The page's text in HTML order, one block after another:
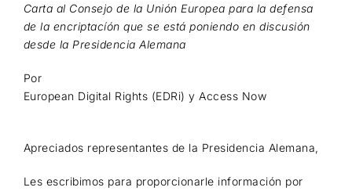
Carta al Consejo de la Unión Europea para la defensa
de la encriptacíón que se está poniendo en discusión
desde la Presidencia Alemana
Por
European Digital Rights (EDRi) y Access Now
Apreciados representantes de la Presidencia Alemana,
Les escribimos para proporcionarle información por